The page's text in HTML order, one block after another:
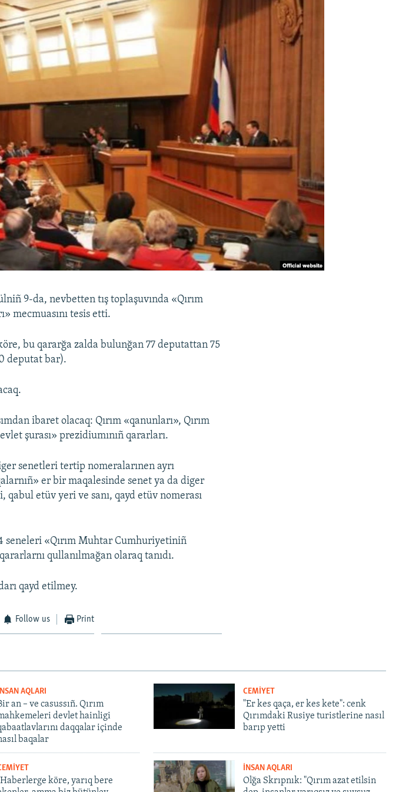
9-da, nevbetten tış toplaşuvında «Qırım
mecmuasını tesis etti.
bu qararğa zalda bulunğan 77 deputattan 75
deputat bar).
ibaret olacaq: Qırım «qanunları», Qırım
şurası» prezidiumınıñ qararları.
senetleri tertip nomeralarınen ayrı
er bir maqalesinde senet ya da diger
qabul etüv yeri ve sanı, qayd etüv nomerası
seneleri «Qırım Muhtar Cumhuriyetiniñ
qullanılmağan olaraq tanıdı.
qayd etilmey.
Follow us Print
İNSAN AQLARI
an – ve casussıñ. Qırım
devlet hainligi
daqqalar içinde
baqalar
CEMİYET
"Er kes qaça, er kes kete": cenk
Qırımdaki Rusiye turistlerine nasıl
barıp yetti
köre, yarıq bere
İNSAN AQLARI
Olğa Skrıpnık: "Qırım azat etilsin